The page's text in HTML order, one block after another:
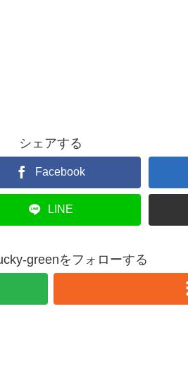
シェアする
Facebook
LINE
greenをフォローする